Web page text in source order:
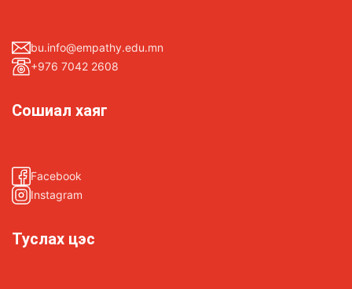
bu.info@empathy.edu.mn
+976 7042 2608
Сошиал хаяг
Facebook
Instagram
Туслах цэс